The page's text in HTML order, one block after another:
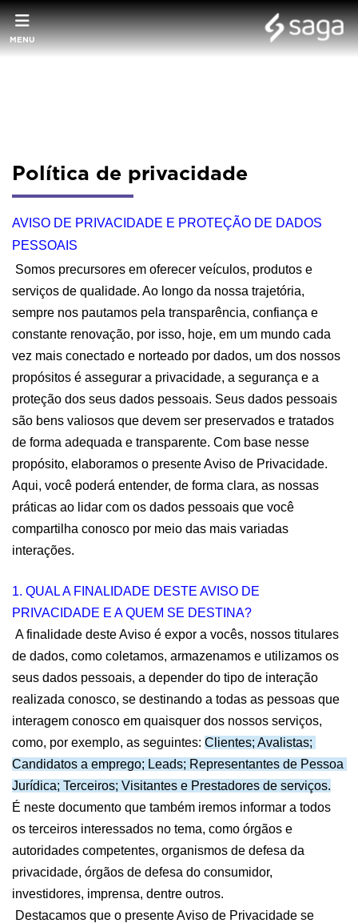
MENU
Política de privacidade
AVISO DE PRIVACIDADE E PROTEÇÃO DE DADOS
PESSOAIS
Somos precursores em oferecer veículos, produtos e
serviços de qualidade. Ao longo da nossa trajetória,
sempre nos pautamos pela transparência, confiança e
constante renovação, por isso, hoje, em um mundo cada
vez mais conectado e norteado por dados, um dos nossos
propósitos é assegurar a privacidade, a segurança e a
proteção dos seus dados pessoais. Seus dados pessoais
são bens valiosos que devem ser preservados e tratados
de forma adequada e transparente. Com base nesse
propósito, elaboramos o presente Aviso de Privacidade.
Aqui, você poderá entender, de forma clara, as nossas
práticas ao lidar com os dados pessoais que você
compartilha conosco por meio das mais variadas
interações.
1. QUAL A FINALIDADE DESTE AVISO DE
PRIVACIDADE E A QUEM SE DESTINA?
A finalidade deste Aviso é expor a vocês, nossos titulares
de dados, como coletamos, armazenamos e utilizamos os
seus dados pessoais, a depender do tipo de interação
realizada conosco, se destinando a todas as pessoas que
interagem conosco em quaisquer dos nossos serviços,
como, por exemplo, as seguintes: Clientes; Avalistas;
Candidatos a emprego; Leads; Representantes de Pessoa
Jurídica; Terceiros; Visitantes e Prestadores de serviços.
É neste documento que também iremos informar a todos
os terceiros interessados no tema, como órgãos e
autoridades competentes, organismos de defesa da
privacidade, órgãos de defesa do consumidor,
investidores, imprensa, dentre outros.
Destacamos que o presente Aviso de Privacidade se